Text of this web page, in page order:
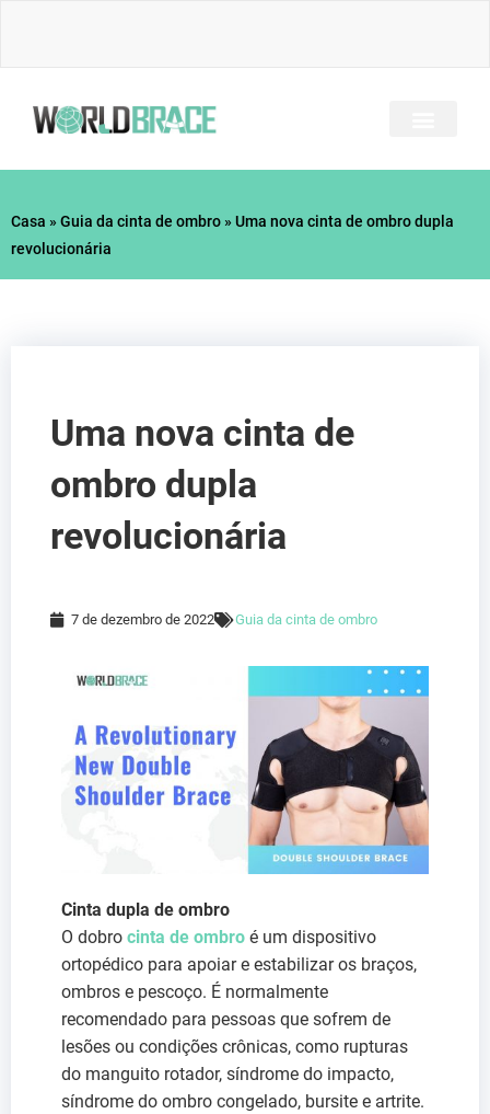
Casa »Guia da cinta de ombro »Uma nova cinta de ombro dupla
revolucionária
Uma nova cinta de
ombro dupla
revolucionária
7 de dezembro de 2022 Guia da cinta de ombro
Cinta dupla de ombro
O dobro cinta de ombro é um dispositivo
ortopédico para apoiar e estabilizar os braços,
ombros e pescoço. É normalmente
recomendado para pessoas que sofrem de
lesões ou condições crônicas, como rupturas
do manguito rotador, síndrome do impacto,
síndrome do ombro congelado, bursite e artrite.